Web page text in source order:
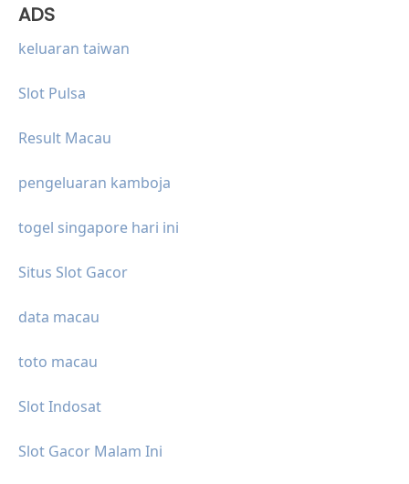
ADS
keluaran taiwan
Slot Pulsa
Result Macau
pengeluaran kamboja
togel singapore hari ini
Situs Slot Gacor
data macau
toto macau
Slot Indosat
Slot Gacor Malam Ini